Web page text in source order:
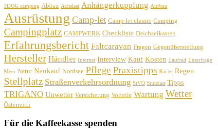
3DOG camping Abbau Achslast Anhängerkupplung Aufbau
Ausrüstung Camp-let Camp-let classic Camping
Campingplatz CAMPWERK Checkliste Deichselkasten
Erfahrungsbericht Faltcaravan Fragen Gegenüberstellung
Hersteller Händler Internet Interview Kauf Kosten Laufrad Leserfrage
Meer Natur Neukauf Nordsee PflegePraxistipps Raclet Regen
Stellplatz Straßenverkehrsordnung StVO Stützlast Tipps
TRIGANO Unwetter Versicherung Vorteile Wartung Wetter
Österreich
Für die Kaffeekasse spenden